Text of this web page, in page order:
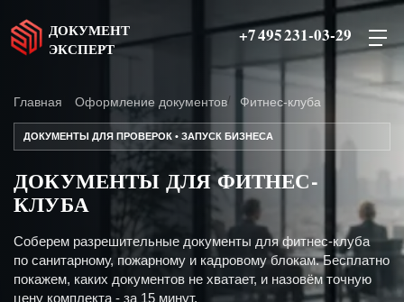
ДОКУМЕНТ
ЭКСПЕРТ
+7 495 231-03-29
Главная Оформление документов Фитнес-клуба
ДОКУМЕНТЫ ДЛЯ ПРОВЕРОК • ЗАПУСК БИЗНЕСА
ДОКУМЕНТЫ ДЛЯ ФИТНЕС-
КЛУБА
Соберем разрешительные документы для фитнес-клуба
по санитарному, пожарному и кадровому блокам. Бесплатно
покажем, каких документов не хватает, и назовём точную
цену комплекта - за 15 минут.